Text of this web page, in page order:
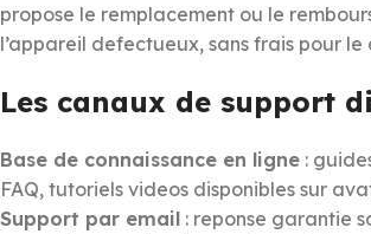
propose le remplacement ou le
l’appareil defectueux, sans frais pour le
Les canaux de support
Base de connaissance en ligne :
FAQ, tutoriels videos disponibles sur
Support par email : reponse garantie